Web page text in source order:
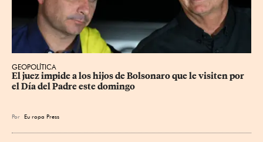
GEOPOLÍTICA
El juez impide a los hijos de Bolsonaro que le visiten por
el Día del Padre este domingo
Por Eu ropa Press